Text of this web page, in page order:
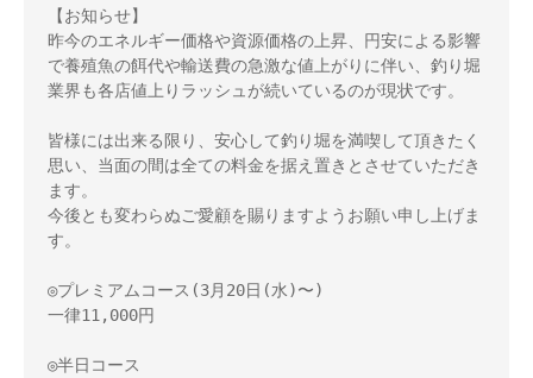
【お知らせ】
昨今のエネルギー価格や資源価格の上昇、円安による影響
で養殖魚の餌代や輸送費の急激な値上がりに伴い、釣り堀
業界も各店値上りラッシュが続いているのが現状です。
皆様には出来る限り、安心して釣り堀を満喫して頂きたく
思い、当面の間は全ての料金を据え置きとさせていただき
ます。
今後とも変わらぬご愛顧を賜りますようお願い申し上げま
す。
◎プレミアムコース(3月20日(水)〜)
一律11,000円
◎半日コース